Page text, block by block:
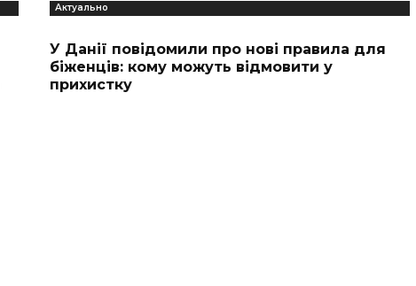
Актуально
У Данії повідомили про нові правила для
біженців: кому можуть відмовити у
прихистку